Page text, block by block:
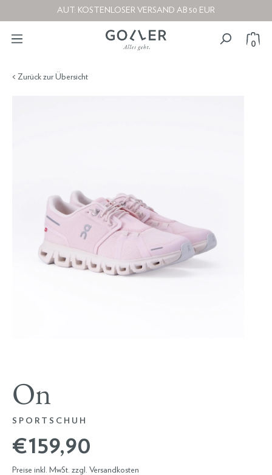
AUT: KOSTENLOSER VERSAND AB 50 EUR
0
< Zurück zur Übersicht
On
SPORTSCHUH
€ 159,90
Preise inkl. MwSt. zzgl. Versandkosten